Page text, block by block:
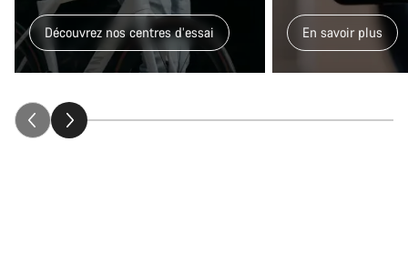
Découvrez nos centres d’essai En savoir plus